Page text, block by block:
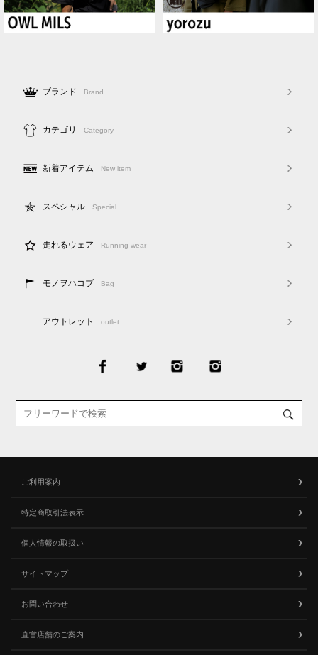
ブランド Brand
カテゴリ Category
新着アイテム New item
スペシャル Special
走れるウェア Running wear
モノヲハコブ Bag
アウトレット outlet
ご利用案内
特定商取引法表示
個人情報の取扱い
サイトマップ
お問い合わせ
直営店舗のご案内